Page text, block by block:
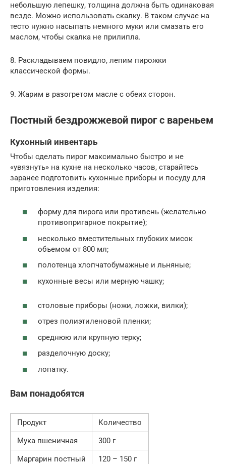
небольшую лепешку, толщина должна быть одинаковая
везде. Можно использовать скалку. В таком случае на
тесто нужно насыпать немного муки или смазать его
маслом, чтобы скалка не прилипла.
8. Раскладываем повидло, лепим пирожки
классической формы.
9. Жарим в разогретом масле с обеих сторон.
Постный бездрожжевой пирог с вареньем
Кухонный инвентарь
Чтобы сделать пирог максимально быстро и не
«увязнуть» на кухне на несколько часов, старайтесь
заранее подготовить кухонные приборы и посуду для
приготовления изделия:
форму для пирога или противень (желательно
противопригарное покрытие);
несколько вместительных глубоких мисок
объемом от 800 мл;
полотенца хлопчатобумажные и льняные;
кухонные весы или мерную чашку;
столовые приборы (ножи, ложки, вилки);
отрез полиэтиленовой пленки;
среднюю или крупную терку;
разделочную доску;
лопатку.
Вам понадобятся
Продукт
Количество
Мука пшеничная
300 г
Маргарин постный
120 – 150 г